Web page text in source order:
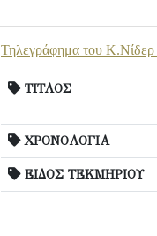
Τηλεγράφημα του Κ.Νίδερ
ΤΙΤΛΟΣ
ΧΡΟΝΟΛΟΓΙΑ
ΕΙΔΟΣ ΤΕΚΜΗΡΙΟΥ